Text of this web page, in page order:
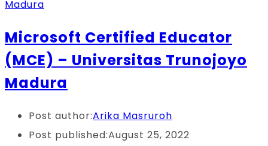
Microsoft Certified Educator
(MCE) – Universitas Trunojoyo
Madura
Post author:Arika Masruroh
Post published:August 25, 2022